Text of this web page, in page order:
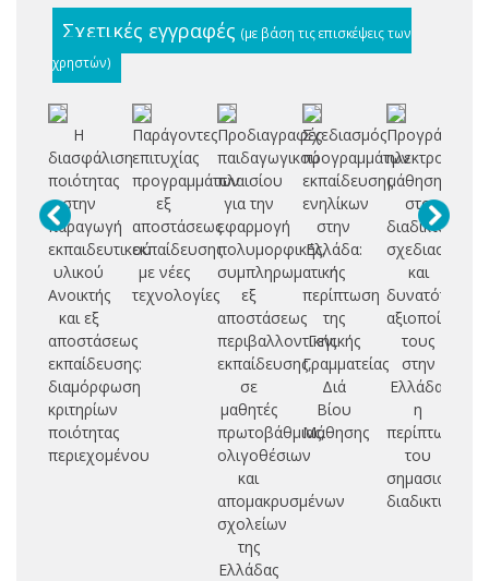
Σχετικές εγγραφές (με βάση τις επισκέψεις των
χρηστών)
Η
διασφάλιση
ποιότητας
στην
παραγωγή
εκπαιδευτικού
υλικού
Ανοικτής
και εξ
αποστάσεως
εκπαίδευσης:
διαμόρφωση
κριτηρίων
ποιότητας
περιεχομένου
Παράγοντες
επιτυχίας
προγραμμάτων
εξ
αποστάσεως
εκπαίδευσης
με νέες
τεχνολογίες
Προδιαγραφές
παιδαγωγικού
πλαισίου
για την
εφαρμογή
πολυμορφικής,
συμπληρωματικής
εξ
αποστάσεως
περιβαλλοντικής
εκπαίδευσης,
σε
μαθητές
πρωτοβάθμιας,
ολιγοθέσιων
και
απομακρυσμένων
σχολείων
της
Ελλάδας
Σχεδιασμός
προγραμμάτων
εκπαίδευσης
ενηλίκων
στην
Ελλάδα:
η
περίπτωση
της
Γενικής
Γραμματείας
Διά
Βίου
Μάθησης
Προγράμματα
ηλεκτρονικής
μάθησης
στο
διαδίκτυο,
σχεδιασμός
και
δυνατότητες
αξιοποίησής
τους
στην
Ελλάδα:
η
περίπτωση
του
διαδικτύου